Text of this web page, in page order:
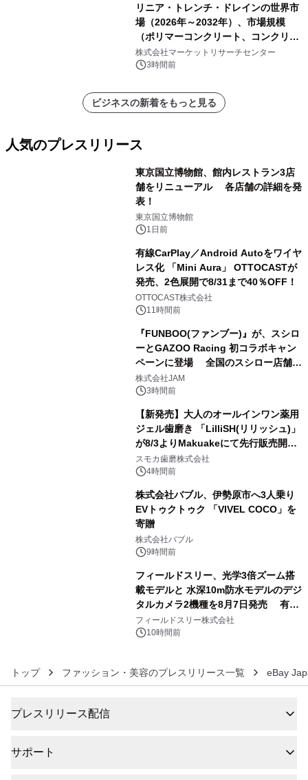
リニア・トレンチ・ドレインの世界市
場（2026年～2032年）、市場規模
（ポリマーコンクリート、コンクリー
ト、プラスチック、金属）・分析レポ
ートを発表
株式会社マーケットリサーチセンター
3時間前
ビジネスの新着をもっと見る
人気のプレスリリース
東京国立博物館、館内レストラン3店
舗をリニューアル 各店舗の詳細を発
表！
東京国立博物館
1日前
有線CarPlay／Android Autoをワイヤ
レス化 「Mini Aura」 OTTOCASTが
発売、2色展開で8/31まで40％OFF！
OTTOCAST株式会社
11時間前
『FUNBOO(ファンブー)』が、スシロ
ーとGAZOO Racing 初コラボキャン
ペーンに登場 全国のスシロー店舗で
GR 4車種の FUNBOO(ミニカー)付き
メニューが展開されます
株式会社JAM
3時間前
【新発売】大人のオールインワン薬用
ジェル歯磨き 「LilliSH(リリッシュ)」
が8/3よりMakuakeにて先行販売開
始！
スモカ歯磨株式会社
4時間前
株式会社バブル、伊勢原市へ3人乗り
EVトゥクトゥク 「VIVEL COCO」を
寄贈
株式会社バブル
9時間前
フィールドスリー、光学3倍ズーム搭
載モデルと 水深10m防水モデルのデジ
タルカメラ2機種を8月7日発売 有効
約1300万画素、用途別に選べるコンデ
ジ新登場
フィールドスリー株式会社
10時間前
トップ ファッション・美容のプレスリリース一覧 eBay
プレスリリース配信
サポート